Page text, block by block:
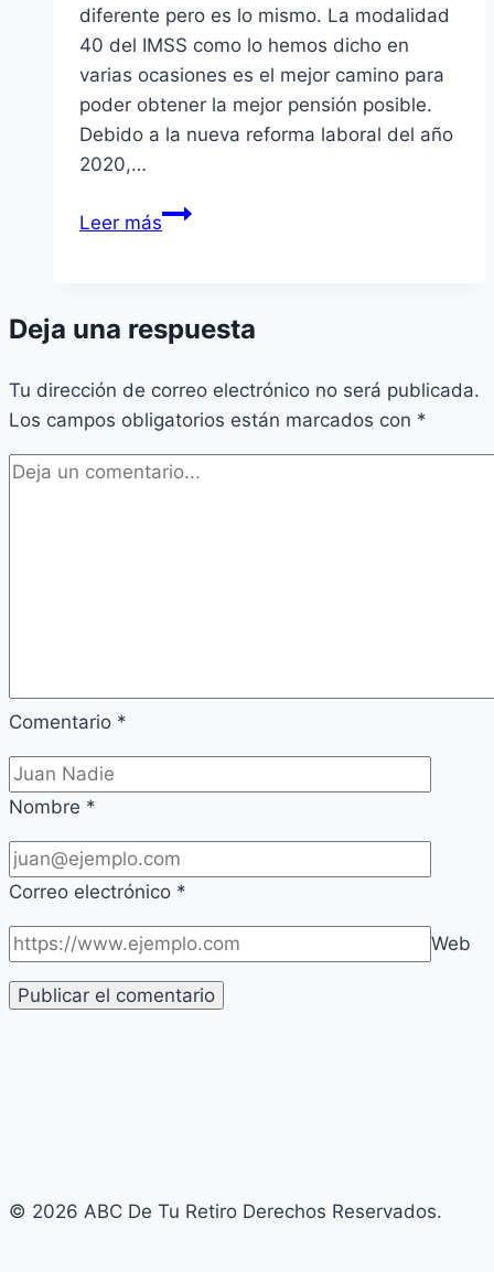
diferente pero es lo mismo. La modalidad
40 del IMSS como lo hemos dicho en
varias ocasiones es el mejor camino para
poder obtener la mejor pensión posible.
Debido a la nueva reforma laboral del año
2020,…
Leer másModalidad
Deja una respuesta
Tu dirección de correo electrónico no será publicada.
Los campos obligatorios están marcados con *
Comentario *
Nombre *
Correo electrónico *
Web
© 2026 ABC De Tu Retiro Derechos Reservados.